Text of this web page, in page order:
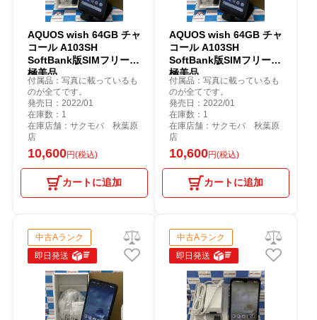
AQUOS wish 64GB チャ
コール A103SH
SoftBank版SIMフリー
極美品
付属品：写真に載っているも
のが全てです。
発売日：2022/01
在庫数：1
在庫店舗：サクモバ 秋葉原
店
10,600円(税込)
カートに追加
AQUOS wish 64GB チャ
コール A103SH
SoftBank版SIMフリー
極美品
付属品：写真に載っているも
のが全てです。
発売日：2022/01
在庫数：1
在庫店舗：サクモバ 秋葉原
店
10,600円(税込)
カートに追加
中古Aランク
即日発送
中古Aランク
即日発送